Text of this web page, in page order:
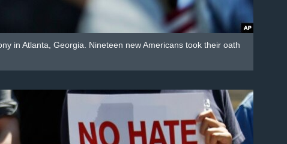
in Atlanta, Georgia. Nineteen new Americans took their oath